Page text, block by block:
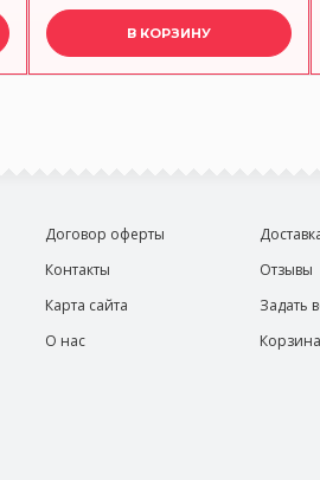
В КОРЗИНУ
Договор оферты
Контакты
Карта сайта
О нас
Отзывы
Задать
Корзина